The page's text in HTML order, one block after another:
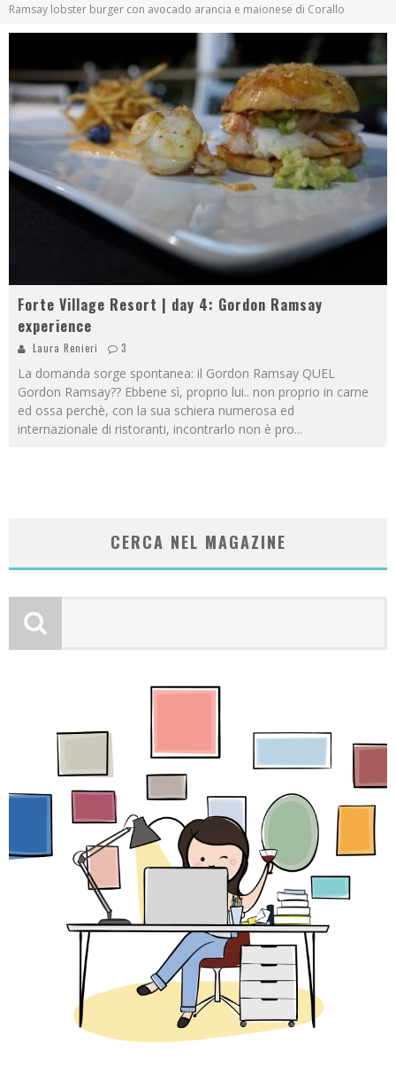
Ramsay lobster burger con avocado arancia e maionese di Corallo
Forte Village Resort | day 4: Gordon Ramsay
experience
Laura Renieri 3
La domanda sorge spontanea: il Gordon Ramsay QUEL
Gordon Ramsay?? Ebbene sì, proprio lui.. non proprio in carne
ed ossa perchè, con la sua schiera numerosa ed
internazionale di ristoranti, incontrarlo non è pro...
CERCA NEL MAGAZINE